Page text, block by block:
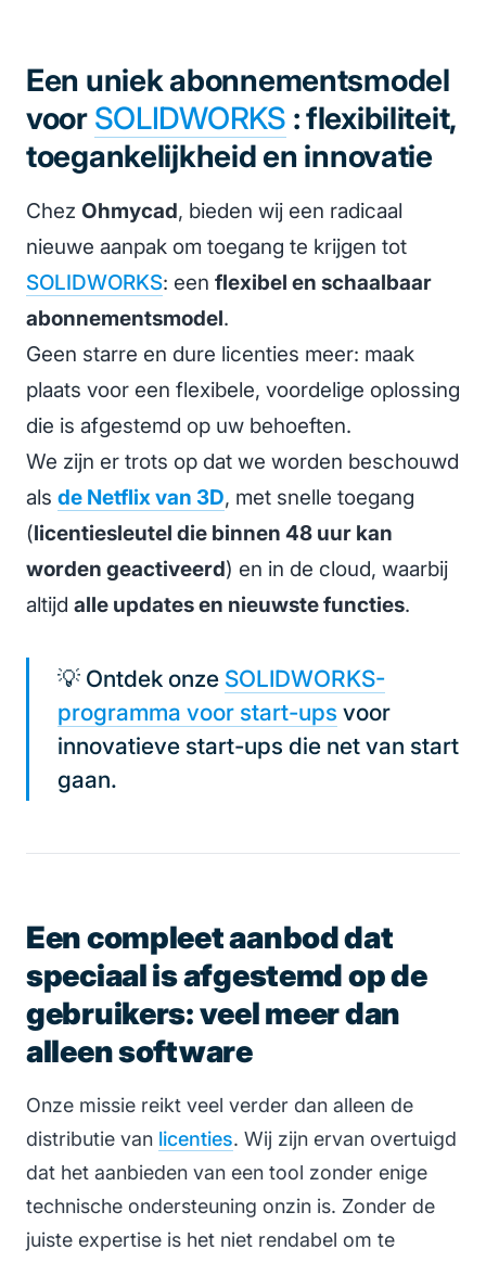
Een uniek abonnementsmodel
voor SOLIDWORKS : flexibiliteit,
toegankelijkheid en innovatie
Chez Ohmycad, bieden wij een radicaal
nieuwe aanpak om toegang te krijgen tot
SOLIDWORKS: een flexibel en schaalbaar
abonnementsmodel.
Geen starre en dure licenties meer: maak
plaats voor een flexibele, voordelige oplossing
die is afgestemd op uw behoeften.
We zijn er trots op dat we worden beschouwd
als de Netflix van 3D, met snelle toegang
(licentiesleutel die binnen 48 uur kan
worden geactiveerd) en in de cloud, waarbij
altijd alle updates en nieuwste functies.
💡 Ontdek onze SOLIDWORKS-
programma voor start-ups voor
innovatieve start-ups die net van start
gaan.
Een compleet aanbod dat
speciaal is afgestemd op de
gebruikers: veel meer dan
alleen software
Onze missie reikt veel verder dan alleen de
distributie van licenties. Wij zijn ervan overtuigd
dat het aanbieden van een tool zonder enige
technische ondersteuning onzin is. Zonder de
juiste expertise is het niet rendabel om te